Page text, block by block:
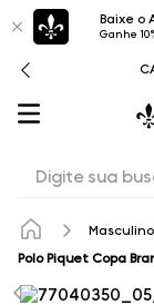
Baixe o
Ganhe
Masculino